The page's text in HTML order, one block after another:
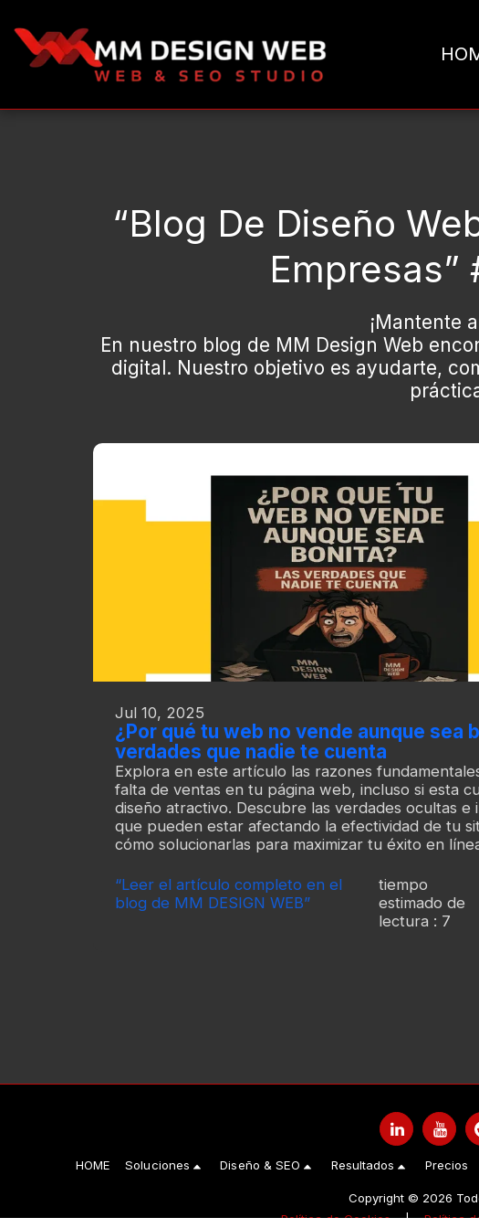
“blog De Diseño
Empresas”
¡Mantente
En nuestro blog de MM Design Web
digital. Nuestro objetivo es ayudarte,
Jul 10, 2025
¿Por qué tu web no vende aunque sea
verdades que nadie te cuenta
Explora en este artículo las razones
falta de ventas en tu página web, incluso si esta
diseño atractivo. Descubre las verdades ocultas e
que pueden estar afectando la efectividad de tu
cómo solucionarlas para maximizar tu éxito en
“Leer el artículo completo en el
blog de MM DESIGN WEB”
tiempo
estimado de
lectura : 7
HOME Soluciones Diseño & SEO Resultados Precios
Copyright © 2026
Política de Cookies|Política